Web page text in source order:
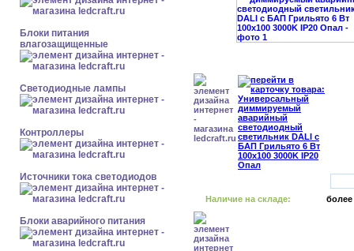
Блоки питания
влагозащищенные
Светодиодные лампы
Контроллеры
Источники тока светодиодов
Блоки аварийного питания
Наличие на складе: более